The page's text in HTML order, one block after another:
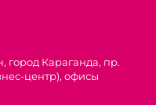
город Караганда, пр.
центр), офисы